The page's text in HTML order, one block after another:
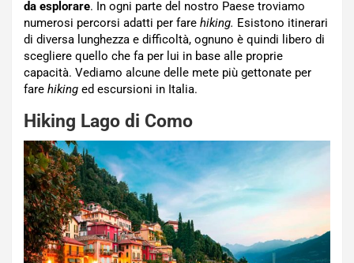
da esplorare. In ogni parte del nostro Paese troviamo
numerosi percorsi adatti per fare hiking. Esistono itinerari
di diversa lunghezza e difficoltà, ognuno è quindi libero di
scegliere quello che fa per lui in base alle proprie
capacità. Vediamo alcune delle mete più gettonate per
fare hiking ed escursioni in Italia.
Hiking Lago di Como